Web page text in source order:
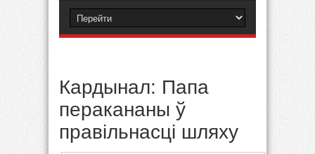
Кардынал: Папа
перакананы ў
правільнасці шляху